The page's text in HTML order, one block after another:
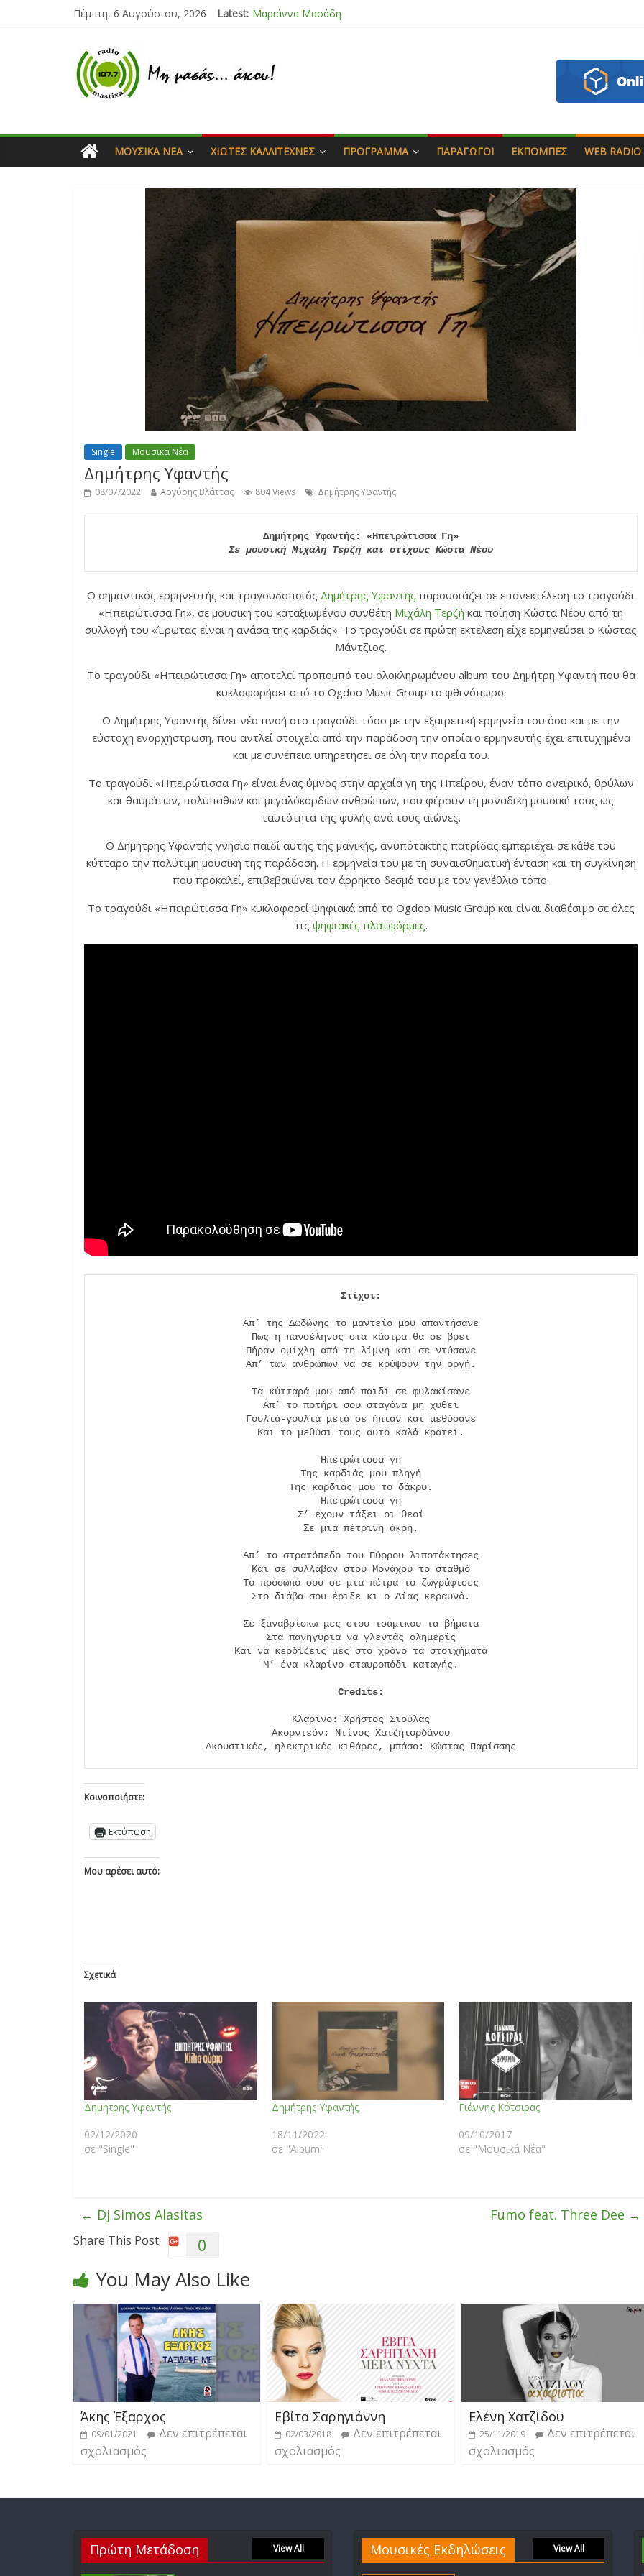
Πέμπτη, 6 Αυγούστου, 2026 Latest: Τάνια Μπρεάζου
Μαριάννα Μασάδη
ΜΟΥΣΙΚΆ ΝΈΑ ΧΙΏΤΕΣ ΚΑΛΛΙΤΈΧΝΕΣ ΠΡΌΓΡΑΜΜΑ ΠΑΡΑΓΩΓΟΊ ΕΚΠΟΜΠΈΣ WEB RADIO
Single Μουσικά Νέα
Δημήτρης Υφαντής
08/07/2022 Αργύρης Βλάττας 804 Views Δημήτρης Υφαντής
Σε μουσική Μιχάλη Τερζή και στίχους Κώστα Νέου
Ο σημαντικός ερμηνευτής και τραγουδοποιός Δημήτρης Υφαντής παρουσιάζει σε επανεκτέλεση το τραγούδι
«Ηπειρώτισσα Γη», σε μουσική του καταξιωμένου συνθέτη Μιχάλη Τερζή και ποίηση Κώστα Νέου από τη
συλλογή του «Έρωτας είναι η ανάσα της καρδιάς». Το τραγούδι σε πρώτη εκτέλεση είχε ερμηνεύσει ο Κώστας
Μάντζιος.
To τραγούδι «Ηπειρώτισσα Γη» αποτελεί προπομπό του ολοκληρωμένου album του Δημήτρη Υφαντή που θα
κυκλοφορήσει από το Ogdoo Music Group το φθινόπωρο.
Ο Δημήτρης Υφαντής δίνει νέα πνοή στο τραγούδι τόσο με την εξαιρετική ερμηνεία του όσο και με την
εύστοχη ενορχήστρωση, που αντλεί στοιχεία από την παράδοση την οποία ο ερμηνευτής έχει επιτυχημένα
και με συνέπεια υπηρετήσει σε όλη την πορεία του.
Το τραγούδι «Ηπειρώτισσα Γη» είναι ένας ύμνος στην αρχαία γη της Ηπείρου, έναν τόπο ονειρικό, θρύλων
και θαυμάτων, πολύπαθων και μεγαλόκαρδων ανθρώπων, που φέρουν τη μοναδική μουσική τους ως
ταυτότητα της φυλής ανά τους αιώνες.
Ο Δημήτρης Υφαντής γνήσιο παιδί αυτής της μαγικής, ανυπότακτης πατρίδας εμπεριέχει σε κάθε του
κύτταρο την πολύτιμη μουσική της παράδοση. Η ερμηνεία του με τη συναισθηματική ένταση και τη συγκίνηση
που προκαλεί, επιβεβαιώνει τον άρρηκτο δεσμό του με τον γενέθλιο τόπο.
Το τραγούδι «Ηπειρώτισσα Γη» κυκλοφορεί ψηφιακά από το Ogdoo Music Group και είναι διαθέσιμο σε όλες
τις ψηφιακές πλατφόρμες.
Απ’ της Δωδώνης το μαντείο μου απαντήσανε
Πως η πανσέληνος στα κάστρα θα σε βρει
Πήραν ομίχλη από τη λίμνη και σε ντύσανε
Απ’ των ανθρώπων να σε κρύψουν την οργή.
Τα κύτταρά μου από παιδί σε φυλακίσανε
Απ’ το ποτήρι σου σταγόνα μη χυθεί
Γουλιά-γουλιά μετά σε ήπιαν και μεθύσανε
Και το μεθύσι τους αυτό καλά κρατεί.
Ηπειρώτισσα γη
Της καρδιάς μου πληγή
Της καρδιάς μου το δάκρυ.
Ηπειρώτισσα γη
Σ’ έχουν τάξει οι θεοί
Σε μια πέτρινη άκρη.
Απ’ το στρατόπεδο του Πύρρου λιποτάκτησες
Και σε συλλάβαν στου Μονάχου το σταθμό
Το πρόσωπό σου σε μια πέτρα το ζωγράφισες
Στο διάβα σου έριξε κι ο Δίας κεραυνό.
Σε ξαναβρίσκω μες στου τσάμικου τα βήματα
Στα πανηγύρια να γλεντάς ολημερίς
Και να κερδίζεις μες στο χρόνο τα στοιχήματα
Μ’ ένα κλαρίνο σταυροπόδι καταγής.
Κλαρίνο: Χρήστος Σιούλας
Ακορντεόν: Ντίνος Χατζηιορδάνου
Ακουστικές, ηλεκτρικές κιθάρες, μπάσο: Κώστας Παρίσσης
Κοινοποιήστε:
Εκτύπωση
Μου αρέσει αυτό:
Σχετικά
Δημήτρης Υφαντής
02/12/2020
σε "Single"
Δημήτρης Υφαντής
18/11/2022
σε "Album"
Γιάννης Κότσιρας
09/10/2017
σε "Μουσικά Νέα"
← Dj Simos Alasitas Fumo feat. Three Dee →
Share This Post: 0
You May Also Like
Άκης Έξαρχος
09/01/2021
Δεν επιτρέπεται
σχολιασμός
Εβίτα Σαρηγιάννη
02/03/2018
Δεν επιτρέπεται
σχολιασμός
Ελένη Χατζίδου
25/11/2019
Δεν επιτρέπεται
σχολιασμός
Πρώτη Μετάδοση View All Μουσικές Εκδηλώσεις View All